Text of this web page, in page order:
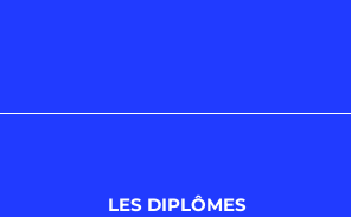
LES DIPLÔMES